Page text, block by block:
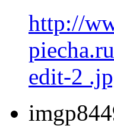
http://
edit-2